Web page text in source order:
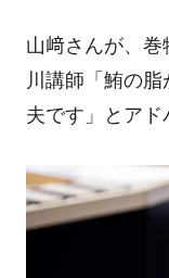
山﨑さんが、
川講師「鮪の
夫です」とアド